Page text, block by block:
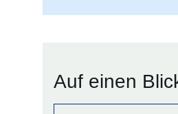
Auf einen